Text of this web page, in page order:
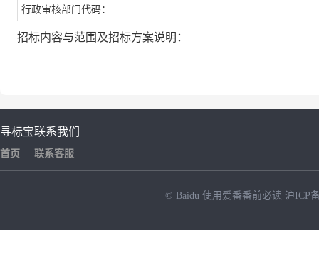
行政审核部门代码：
招标内容与范围及招标方案说明：
寻标宝
首页
联系我们
联系客服
© Baidu 使用爱番番前必读 沪ICP